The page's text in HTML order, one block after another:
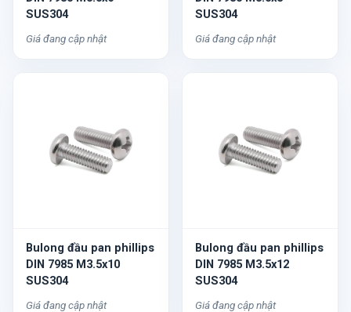
SUS304
Giá đang cập nhật
SUS304
Giá đang cập nhật
Bulong đầu pan phillips
DIN 7985 M3.5x10
SUS304
Giá đang cập nhật
Bulong đầu pan phillips
DIN 7985 M3.5x12
SUS304
Giá đang cập nhật